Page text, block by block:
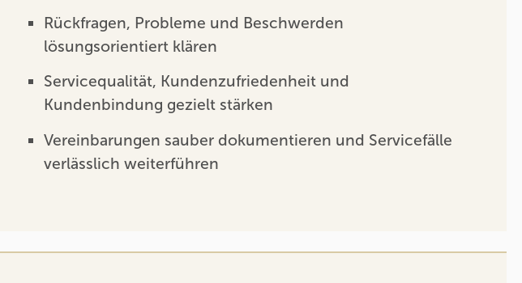
Rückfragen, Probleme und Beschwerden
lösungsorientiert klären
Servicequalität, Kundenzufriedenheit und
Kundenbindung gezielt stärken
Vereinbarungen sauber dokumentieren und Servicefälle
verlässlich weiterführen